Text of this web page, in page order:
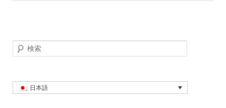
検索
日本語